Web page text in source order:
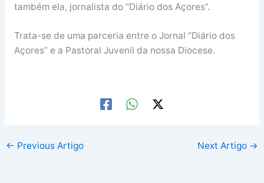
também ela, jornalista do “Diário dos Açores”.
Trata-se de uma parceria entre o Jornal “Diário dos
Açores” e a Pastoral Juvenil da nossa Diocese.
← Previous Artigo Next Artigo →